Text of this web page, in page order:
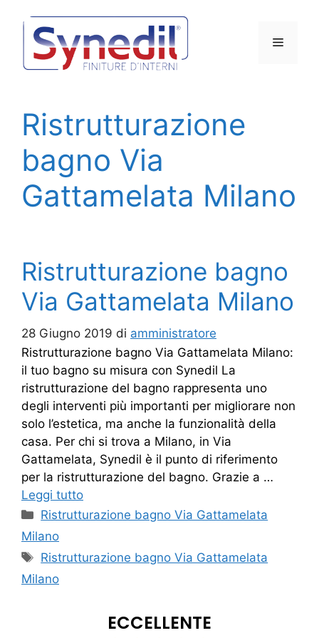
contenuto
Menu
Ristrutturazione
bagno Via
Gattamelata Milano
Ristrutturazione bagno
Via Gattamelata Milano
28 Giugno 2019 di amministratore
Ristrutturazione bagno Via Gattamelata Milano:
il tuo bagno su misura con Synedil La
ristrutturazione del bagno rappresenta uno
degli interventi più importanti per migliorare non
solo l’estetica, ma anche la funzionalità della
casa. Per chi si trova a Milano, in Via
Gattamelata, Synedil è il punto di riferimento
per la ristrutturazione del bagno. Grazie a …
Leggi tutto
Categorie
Ristrutturazione bagno Via Gattamelata
Milano
Tag
Ristrutturazione bagno Via Gattamelata
Milano
ECCELLENTE